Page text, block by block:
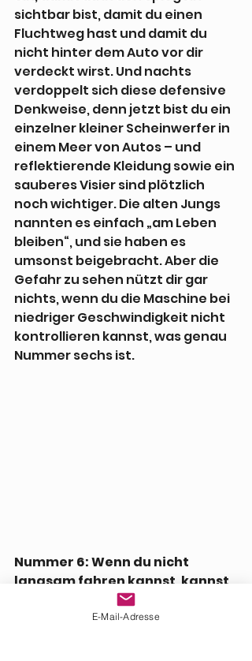
sichtbar bist, damit du einen
Fluchtweg hast und damit du
nicht hinter dem Auto vor dir
verdeckt wirst. Und nachts
verdoppelt sich diese defensive
Denkweise, denn jetzt bist du ein
einzelner kleiner Scheinwerfer in
einem Meer von Autos – und
reflektierende Kleidung sowie ein
sauberes Visier sind plötzlich
noch wichtiger. Die alten Jungs
nannten es einfach „am Leben
bleiben“, und sie haben es
umsonst beigebracht. Aber die
Gefahr zu sehen nützt dir gar
nichts, wenn du die Maschine bei
niedriger Geschwindigkeit nicht
kontrollieren kannst, was genau
Nummer sechs ist.
Nummer 6: Wenn du nicht
langsam fahren kannst, kannst
du nicht wirklich
Beobachte einen echten
E-Mail-Adresse